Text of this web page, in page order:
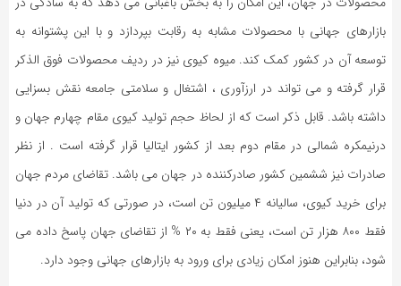
بازارهای جهانی با محصولات مشابه به رقابت بپردازد و با این پشتوانه به
توسعه آن در کشور کمک کند. میوه کیوی نیز در ردیف محصولات فوق الذکر
قرار گرفته و می تواند در ارزآوری ، اشتغال و سلامتی جامعه نقش بسزایی
داشته باشد. قابل ذکر است که از لحاظ حجم تولید کیوی مقام چهارم جهان و
درنیمکره شمالی در مقام دوم بعد از کشور ایتالیا قرار گرفته است . از نظر
صادرات نیز ششمین کشور صادرکننده در جهان می باشد. تقاضای مردم جهان
برای خرید کیوی، سالیانه ۴ میلیون تن است، در صورتی که تولید آن در دنیا
فقط ۸۰۰ هزار تن است، یعنی فقط به ۲۰ % از تقاضای جهان پاسخ داده می
شود، بنابراین هنوز امکان زیادی برای ورود به بازارهای جهانی وجود دارد.